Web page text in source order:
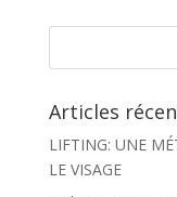
Articles
LIFTING: UNE
LE VISAGE